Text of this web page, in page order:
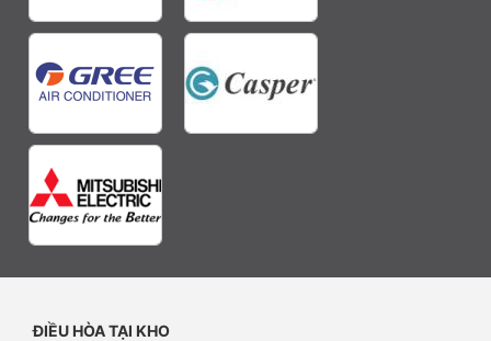
ĐIỀU HÒA TẠI KHO